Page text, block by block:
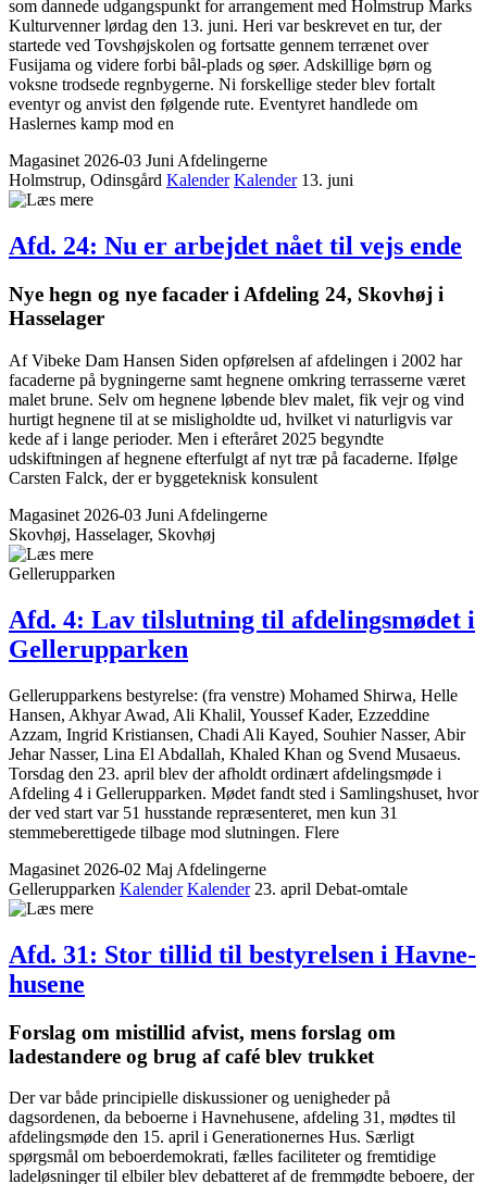
som dannede udgangspunkt for arrangement med Holmstrup Marks
Kulturvenner lørdag den 13. juni. Heri var beskrevet en tur, der
startede ved Tovshøjskolen og fortsatte gennem terrænet over
Fusijama og videre forbi bål-plads og søer. Adskillige børn og
voksne trodsede regnbygerne. Ni forskellige steder blev fortalt
eventyr og anvist den følgende rute. Eventyret handlede om
Haslernes kamp mod en
Magasinet 2026-03 JuniAfdelingerne
Holmstrup, Odinsgård Kalender Kalender13. juni
Afd. 24: Nu er arbejdet nået til vejs ende
Nye hegn og nye facader i Afdeling 24, Skovhøj i
Hasselager
Af Vibeke Dam Hansen Siden opførelsen af afdelingen i 2002 har
facaderne på bygningerne samt hegnene omkring terrasserne været
malet brune. Selv om hegnene løbende blev malet, fik vejr og vind
hurtigt hegnene til at se misligholdte ud, hvilket vi naturligvis var
kede af i lange perioder. Men i efteråret 2025 begyndte
udskiftningen af hegnene efterfulgt af nyt træ på facaderne. Ifølge
Carsten Falck, der er byggeteknisk konsulent
Magasinet 2026-03 Juni Afdelingerne
Skovhøj, Hasselager, Skovhøj
Gellerupparken
Afd. 4: Lav tilslutning til afdelings­mødet i
Gellerup­parken
Gellerupparkens bestyrelse: (fra venstre) Mohamed Shirwa, Helle
Hansen, Akhyar Awad, Ali Khalil, Youssef Kader, Ezzeddine
Azzam, Ingrid Kristiansen, Chadi Ali Kayed, Souhier Nasser, Abir
Jehar Nasser, Lina El Abdallah, Khaled Khan og Svend Musaeus.
Torsdag den 23. april blev der afholdt ordinært afdelingsmøde i
Afdeling 4 i Gellerupparken. Mødet fandt sted i Samlingshuset, hvor
der ved start var 51 husstande repræsenteret, men kun 31
stemmeberettigede tilbage mod slutningen. Flere
Magasinet 2026-02 Maj Afdelingerne
Gellerupparken Kalender Kalender23. april Debat-omtale
Afd. 31: Stor tillid til bestyrelsen i Havne­
husene
Forslag om mistillid afvist, mens forslag om
ladestandere og brug af café blev trukket
Der var både principielle diskussioner og uenigheder på
dagsordenen, da beboerne i Havnehusene, afdeling 31, mødtes til
afdelingsmøde den 15. april i Generationernes Hus. Særligt
spørgsmål om beboerdemokrati, fælles faciliteter og fremtidige
ladeløsninger til elbiler blev debatteret af de fremmødte beboere, der